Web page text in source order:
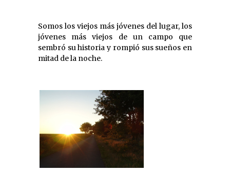
Somos los viejos más jóvenes del lugar, los
jóvenes más viejos de un campo que
sembró su historia y rompió sus sueños en
mitad de la noche.